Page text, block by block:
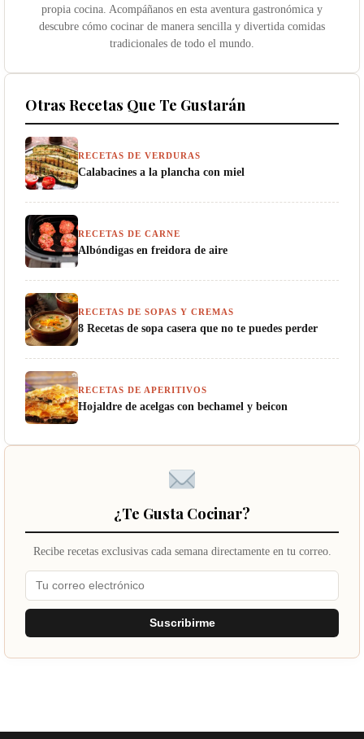
propia cocina. Acompáñanos en esta aventura gastronómica y
descubre cómo cocinar de manera sencilla y divertida comidas
tradicionales de todo el mundo.
Otras Recetas Que Te Gustarán
RECETAS DE VERDURAS
Calabacines a la plancha con miel
RECETAS DE CARNE
Albóndigas en freidora de aire
RECETAS DE SOPAS Y CREMAS
8 Recetas de sopa casera que no te puedes perder
RECETAS DE APERITIVOS
Hojaldre de acelgas con bechamel y beicon
¿Te Gusta Cocinar?
Recibe recetas exclusivas cada semana directamente en tu correo.
Suscribirme